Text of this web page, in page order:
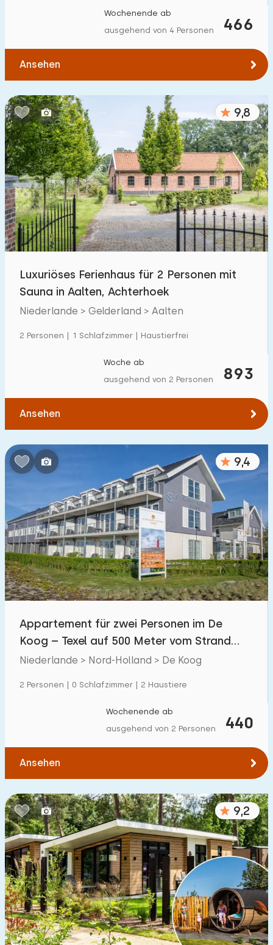
466
Wochenende ab
ausgehend von 4 Personen
Ansehen
9,8
Luxuriöses Ferienhaus für 2 Personen mit
Sauna in Aalten, Achterhoek
Niederlande > Gelderland > Aalten
2 Personen | 1 Schlafzimmer | Haustierfrei
893
Woche ab
ausgehend von 2 Personen
Ansehen
9,4
Appartement für zwei Personen im De
Koog – Texel auf 500 Meter vom Strand
entfernt.
Niederlande > Nord-Holland > De Koog
2 Personen | 0 Schlafzimmer | 2 Haustiere
440
Wochenende ab
ausgehend von 2 Personen
Ansehen
9,2